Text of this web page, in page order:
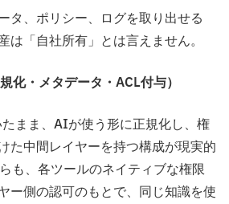
タ、ポリシー、ログを取り出せる
は「自社所有」とは言えません。
化・メタデータ・ACL付与）
まま、AIが使う形に正規化し、権
た中間レイヤーを持つ構成が現実的
も、各ツールのネイティブな権限
ー側の認可のもとで、同じ知識を使